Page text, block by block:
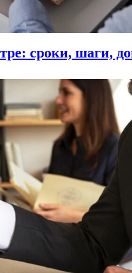
сроки, шаги,